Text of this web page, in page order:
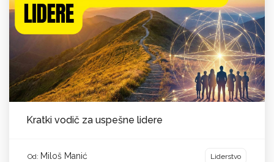
Kratki vodič za uspešne lidere
Od: Miloš Manić Liderstvo